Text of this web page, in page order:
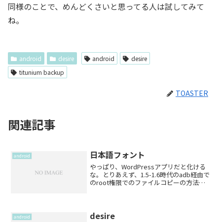
同様のことで、めんどくさいと思ってる人は試してみて
ね。
android desire android
desire
titunium backup
TOASTER
関連記事
android 日本語フォント
やっぱり、WordPressアプリだと化ける
な。とりあえず、1.5-1.6時代のadb経由で
のroot権限でのファイルコピーの方法で
android desire